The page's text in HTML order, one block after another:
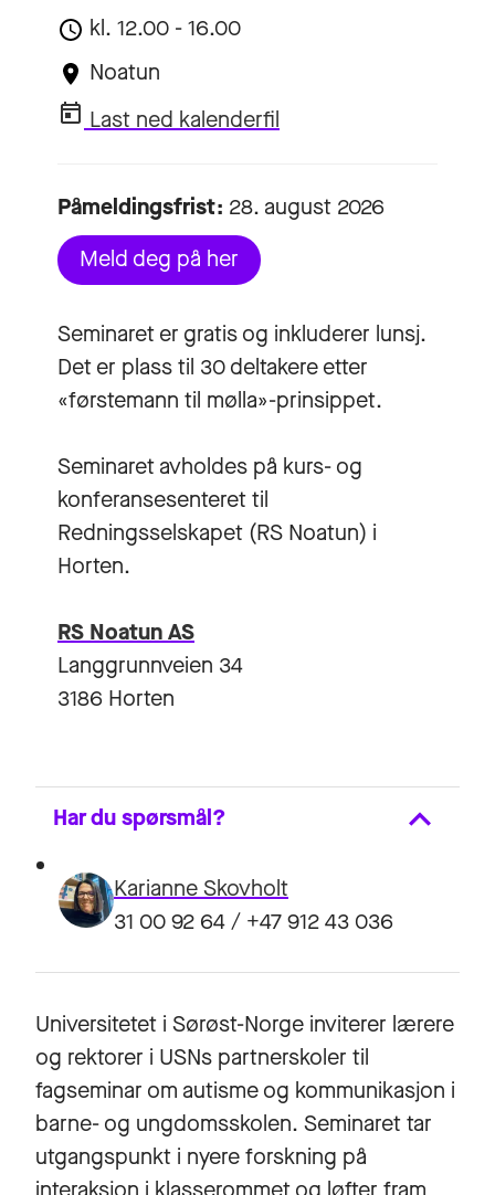
kl. 12.00 - 16.00
Noatun
Last ned kalenderfil
Påmeldingsfrist: 28. august 2026
Meld deg på her
Seminaret er gratis og inkluderer lunsj.
Det er plass til 30 deltakere etter
«førstemann til mølla»-prinsippet.
Seminaret avholdes på kurs- og
konferansesenteret til
Redningsselskapet (RS Noatun) i
Horten.
RS Noatun AS
Langgrunnveien 34
3186 Horten
Har du spørsmål?
Karianne Skovholt
31 00 92 64 / +47 912 43 036
Universitetet i Sørøst-Norge inviterer lærere
og rektorer i USNs partnerskoler til
fagseminar om autisme og kommunikasjon i
barne- og ungdomsskolen. Seminaret tar
utgangspunkt i nyere forskning på